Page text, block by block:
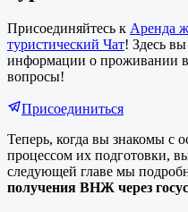
Присоединяйтесь к Аренда
туристический Чат! Здесь
информации о проживании в
вопросы!
Присоединиться
Теперь, когда вы знакомы с
процессом их подготовки,
следующей главе мы
получения ВНЖ через